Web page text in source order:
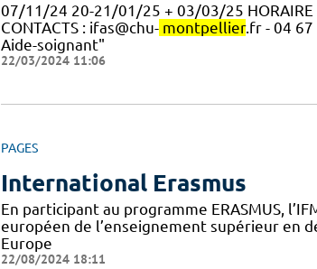
07/11/24 20-21/01/25 + 03/03/25 HORAIRE
CONTACTS : ifas@chu- montpellier.fr - 04 67
Aide-soignant"
22/03/2024 11:06
PAGES
International Erasmus
En participant au programme ERASMUS,
européen de l’enseignement supérieur en
Europe
22/08/2024 18:11